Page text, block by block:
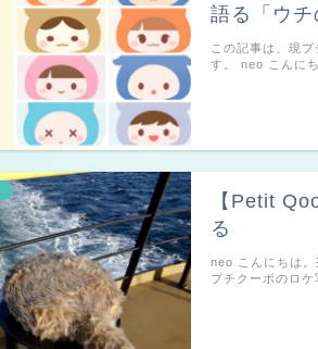
語る「ウチ
この記事は、現
す。 neo こんに
【Petit
る
neo こんにちは
プチクーボのロ